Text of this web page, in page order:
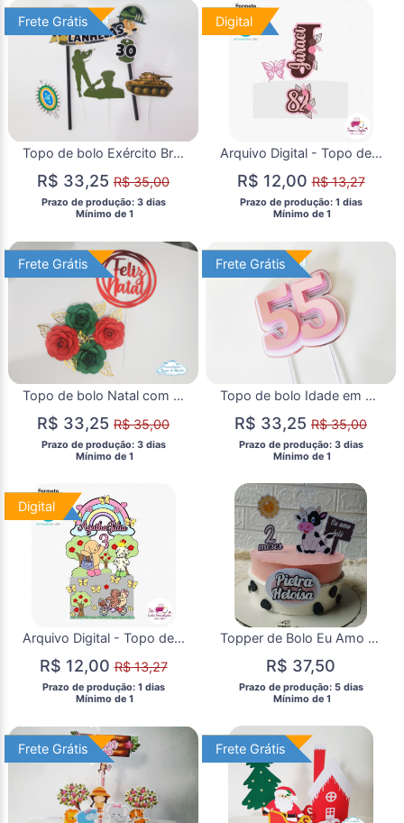
Frete Grátis
Frete Grátis
Topo de bolo Exército Brasil
R$ 33,25 R$ 35,00
Prazo de produção: 3 dias
  Mínimo de 1
Digital
Digital
Arquivo Digital - Topo de Bolo Nome com Flores
R$ 12,00R$ 13,27
Prazo de produção: 1 dias
  Mínimo de 1
Frete Grátis
Frete Grátis
Topo de bolo Natal com flores
R$ 33,25 R$ 35,00
Prazo de produção: 3 dias
  Mínimo de 1
Frete Grátis
Frete Grátis
Topo de bolo Idade em camadas - rosé gold
R$ 33,25 R$ 35,00
Prazo de produção: 3 dias
  Mínimo de 1
Digital
Digital
Arquivo Digital - Topo de Bolo Bobbie Goods
R$ 12,00R$ 13,27
Prazo de produção: 1 dias
  Mínimo de 1
Topper de Bolo Eu Amo Tetê / Vaquinha Tetê
R$ 37,50
Prazo de produção: 5 dias
  Mínimo de 1
Frete Grátis
Frete Grátis Frete Grátis
Frete Grátis